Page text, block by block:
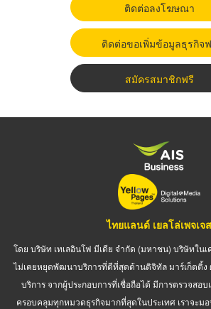
ติดต่อลงโฆษณา
ติดต่อขอเพิ่มข้อมูลธุรกิจ
สมัครสมาชิกฟรี
ไทยแลนด์ เยลโล่เพจเจส
โดย บริษัท เทเลอินโฟ มีเดีย จำกัด (มหาชน) บริษัทในเ
ไม่เคยหยุดพัฒนาบริการที่ดีที่สุดด้านดิจิทัล มาร์เก็ตติ้ง
บริการ จากผู้ประกอบการที่เชื่อถือได้ มีการตรวจสอ
ครอบคลุมทุกหมวดธุรกิจมากที่สุดในประเทศ เราจะม